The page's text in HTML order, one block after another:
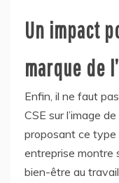
Un impact
marque de
Enfin, il ne faut
CSE sur l’image
proposant ce type
entreprise montre
bien-être au